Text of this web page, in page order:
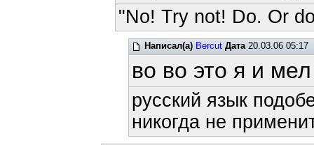
"No! Try not! Do. Or
Написал(а) Bercut Дата20.03.06 05:17
во во это я и
русский язык
никогда не